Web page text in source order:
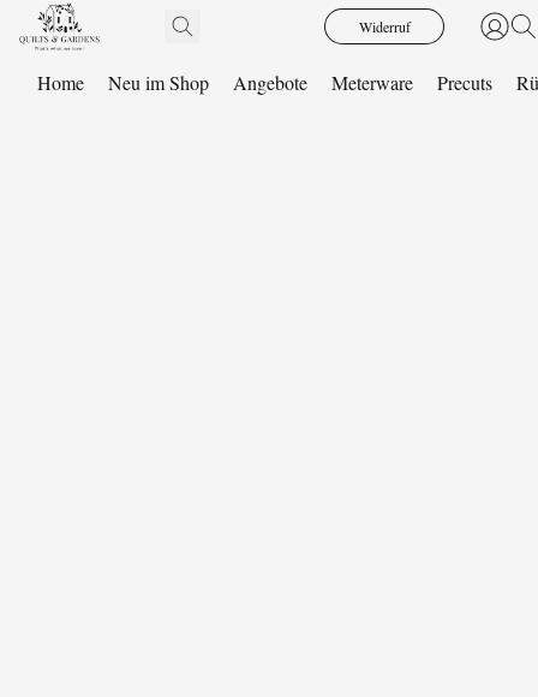
Widerruf
Home Neu im Shop Angebote Meterware Precuts